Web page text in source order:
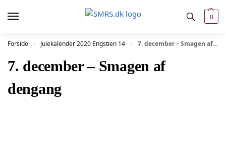
0
Forside » Julekalender 2020 Engstien 14 » 7. december – Smagen af dengang
7. december – Smagen af
dengang